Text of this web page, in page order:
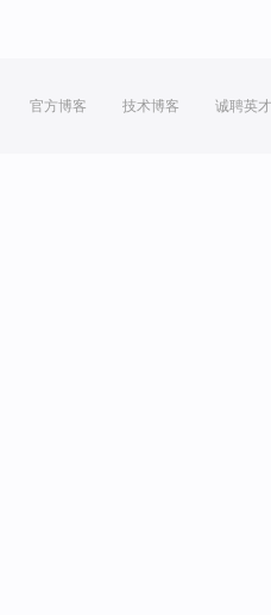
官方博客 技术博客 诚聘英才